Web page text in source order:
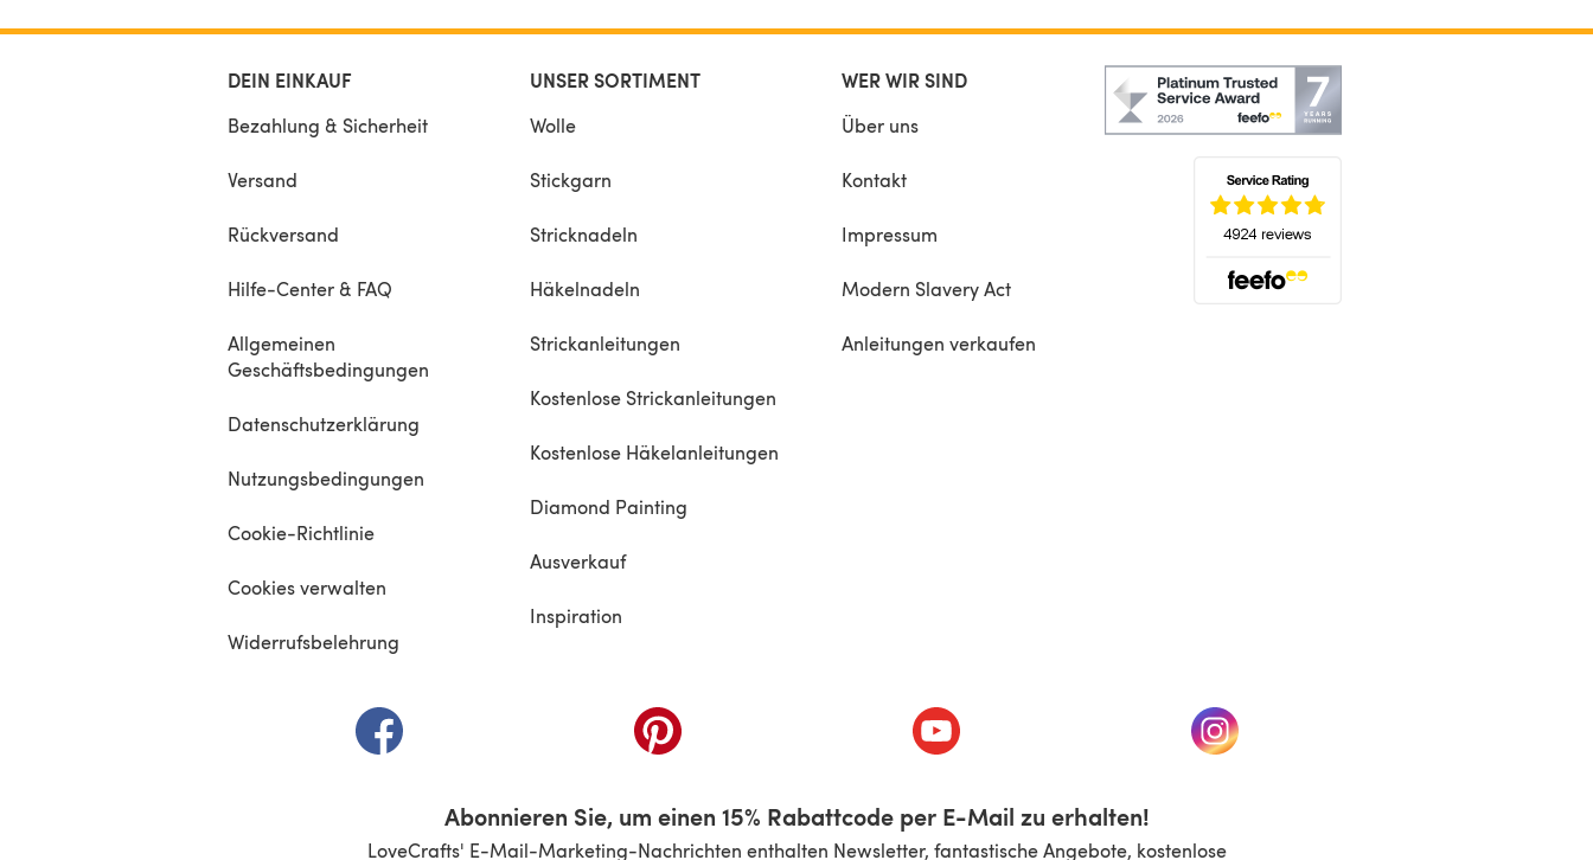
DEIN EINKAUF
Bezahlung & Sicherheit
Versand
Rückversand
Hilfe-Center & FAQ
Allgemeinen
Geschäftsbedingungen
Datenschutzerklärung
Nutzungsbedingungen
Cookie-Richtlinie
Cookies verwalten
Widerrufsbelehrung
UNSER SORTIMENT
Wolle
Stickgarn
Stricknadeln
Häkelnadeln
Strickanleitungen
Kostenlose Strickanleitungen
Kostenlose Häkelanleitungen
Diamond Painting
Ausverkauf
Inspiration
WER WIR SIND
Über uns
Kontakt
Impressum
Modern Slavery Act
Anleitungen verkaufen
(öffnet sich in einem neuen Tab)(öffnet sich in einem neuen Tab)(öffnet sich in einem neuen Tab)(öffnet sich in einem neuen Tab)
Abonnieren Sie, um einen 15% Rabattcode per E-Mail zu erhalten!
LoveCrafts' E-Mail-Marketing-Nachrichten enthalten Newsletter, fantastische Angebote, kostenlose